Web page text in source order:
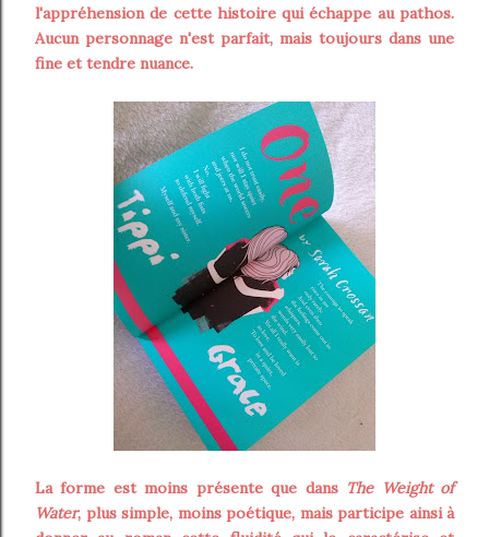
l'appréhension de cette histoire qui échappe au pathos.
Aucun personnage n'est parfait, mais toujours dans une
fine et tendre nuance.
La forme est moins présente que dans The Weight of
Water, plus simple, moins poétique, mais participe ainsi à